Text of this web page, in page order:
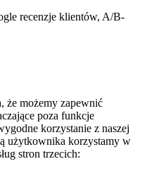
recenzje klientów, A/B-
że możemy zapewnić
poza funkcje
korzystanie z naszej
użytkownika korzystamy w
stron trzecich: